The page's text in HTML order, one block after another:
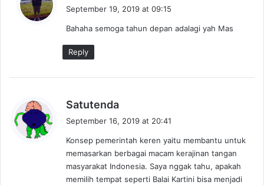
s
September 19, 2019 at 09:15
Bahaha semoga tahun depan adalagi yah Mas
Reply
Satutenda
s
:
September 16, 2019 at 20:41
Konsep pemerintah keren yaitu membantu untuk
memasarkan berbagai macam kerajinan tangan
masyarakat Indonesia. Saya nggak tahu, apakah
memilih tempat seperti Balai Kartini bisa menjadi